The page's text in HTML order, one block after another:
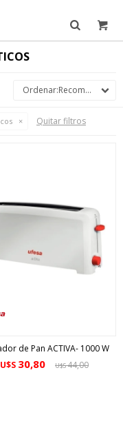
Recomendados
Quitar filtros
de Pan ACTIVA- 1000 W
U$S 30,80 U$S44,00